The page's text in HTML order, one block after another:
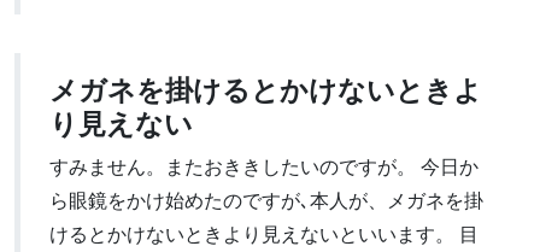
メガネを掛けるとかけないときよ
り見えない
すみません。またおききしたいのですが。 今日か
ら眼鏡をかけ始めたのですが､本人が、メガネを掛
けるとかけないときより見えないといいます。 目